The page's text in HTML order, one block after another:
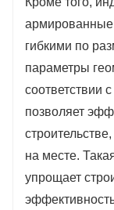
армированные
гибкими по
параметры
соответствии
позволяет
на месте.
упрощает